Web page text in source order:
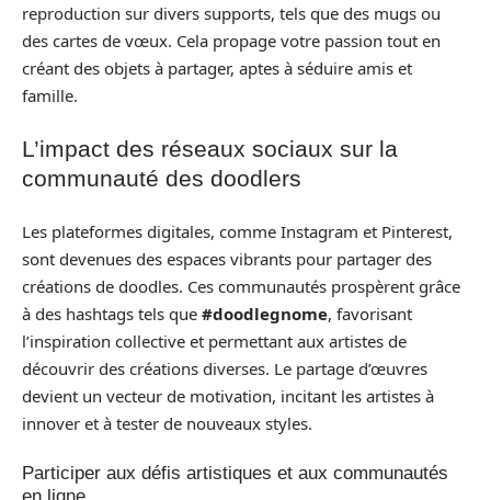
reproduction sur divers supports, tels que des mugs ou
des cartes de vœux. Cela propage votre passion tout en
créant des objets à partager, aptes à séduire amis et
famille.
L’impact des réseaux sociaux sur la
communauté des doodlers
Les plateformes digitales, comme Instagram et Pinterest,
sont devenues des espaces vibrants pour partager des
créations de doodles. Ces communautés prospèrent grâce
à des hashtags tels que #doodlegnome, favorisant
l’inspiration collective et permettant aux artistes de
découvrir des créations diverses. Le partage d’œuvres
devient un vecteur de motivation, incitant les artistes à
innover et à tester de nouveaux styles.
Participer aux défis artistiques et aux communautés